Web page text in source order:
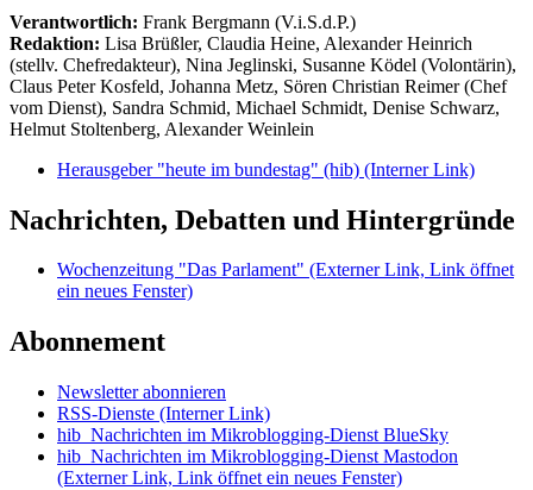
Verantwortlich: Frank Bergmann (V.i.S.d.P.)
Redaktion: Lisa Brüßler, Claudia Heine, Alexander Heinrich
(stellv. Chefredakteur), Nina Jeglinski, Susanne Ködel (Volontärin),
Claus Peter Kosfeld, Johanna Metz, Sören Christian Reimer (Chef
vom Dienst), Sandra Schmid, Michael Schmidt, Denise Schwarz,
Helmut Stoltenberg, Alexander Weinlein
Herausgeber "heute im bundestag" (hib) (Interner Link)
Nachrichten, Debatten und Hintergründe
Wochenzeitung "Das Parlament" (Externer Link, Link öffnet
ein neues Fenster)
Abonnement
Newsletter abonnieren
RSS-Dienste (Interner Link)
hib_Nachrichten im Mikroblogging-Dienst BlueSky
hib_Nachrichten im Mikroblogging-Dienst Mastodon
(Externer Link, Link öffnet ein neues Fenster)